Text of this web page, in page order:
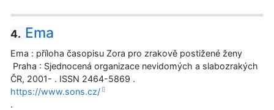
4. Ema
Ema : příloha časopisu Zora pro zrakově postižené ženy
Praha : Sjednocená organizace nevidomých a slabozrakých
ČR, 2001- . ISSN 2464-5869 .
https://www.sons.cz/
.